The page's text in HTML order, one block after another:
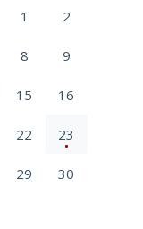
1 2
8 9
15 16
22 23
29 30